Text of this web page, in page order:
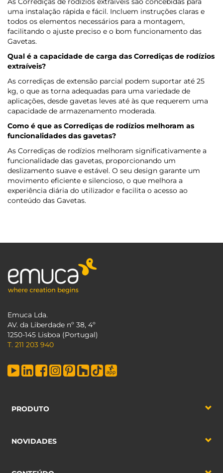
uma instalação rápida e fácil. Incluem instruções claras e
todos os elementos necessários para a montagem,
facilitando o ajuste preciso e o bom funcionamento das
Gavetas.
Qual é a capacidade de carga das Corrediças de rodízios
extraíveis?
As corrediças de extensão parcial podem suportar até 25
kg, o que as torna adequadas para uma variedade de
aplicações, desde gavetas leves até às que requerem uma
capacidade de armazenamento moderada.
Como é que as Corrediças de rodízios melhoram as
funcionalidades das gavetas?
As Corrediças de rodízios melhoram significativamente a
funcionalidade das gavetas, proporcionando um
deslizamento suave e estável. O seu design garante um
movimento eficiente e silencioso, o que melhora a
experiência diária do utilizador e facilita o acesso ao
conteúdo das Gavetas.
Emuca Lda.
AV. da Liberdade nº 38, 4º
1250-145 Lisboa (Portugal)
T. 211 203 940
PRODUTO
NOVIDADES